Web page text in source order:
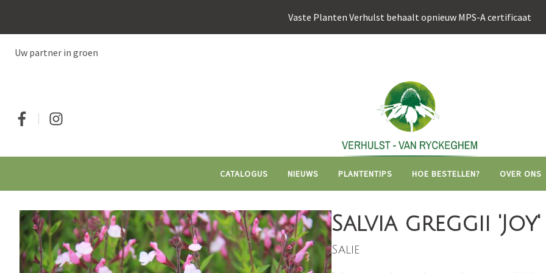
naar
Vaste Planten Verhulst behaalt opnieuw MPS-A certificaat
Uw partner in groen
Social
Hoofdnavigatie
CATALOGUS NIEUWS PLANTENTIPS HOE BESTELLEN? OVER ONS
Salvia greggii 'Joy'
Salie